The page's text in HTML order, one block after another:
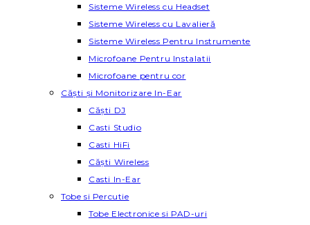
Sisteme Wireless cu Headset
Sisteme Wireless cu Lavalieră
Sisteme Wireless Pentru Instrumente
Microfoane Pentru Instalatii
Microfoane pentru cor
Căști și Monitorizare In-Ear
Căști DJ
Casti Studio
Casti HiFi
Căști Wireless
Casti In-Ear
Tobe si Percutie
Tobe Electronice si PAD-uri